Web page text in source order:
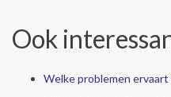
Ook
Welke problemen ervaart